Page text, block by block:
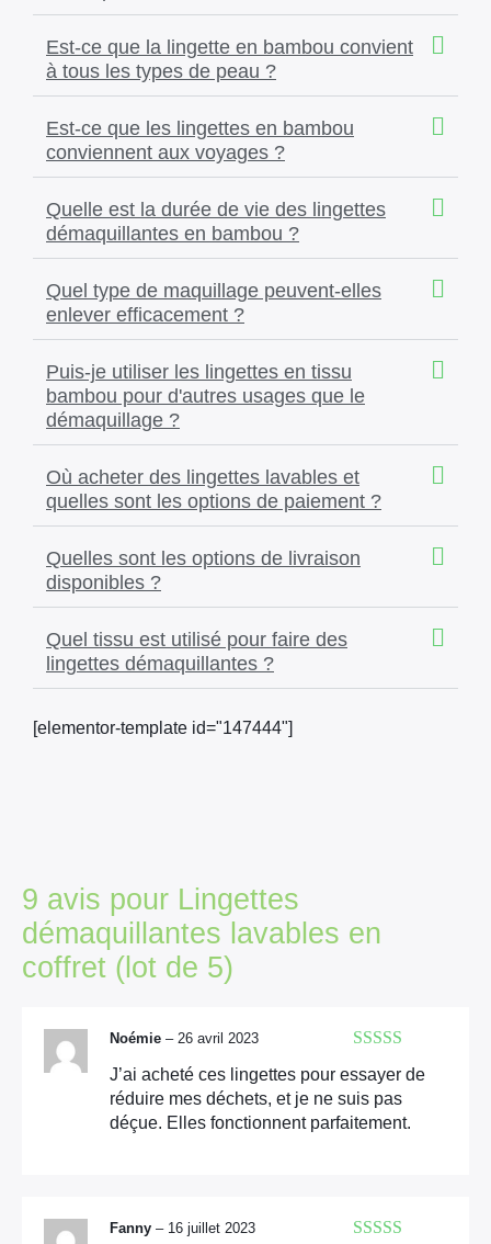
Est-ce que la lingette en bambou convient
à tous les types de peau ?
Est-ce que les lingettes en bambou
conviennent aux voyages ?
Quelle est la durée de vie des lingettes
démaquillantes en bambou ?
Quel type de maquillage peuvent-elles
enlever efficacement ?
Puis-je utiliser les lingettes en tissu
bambou pour d'autres usages que le
démaquillage ?
Où acheter des lingettes lavables et
quelles sont les options de paiement ?
Quelles sont les options de livraison
disponibles ?
Quel tissu est utilisé pour faire des
lingettes démaquillantes ?
[elementor-template id="147444"]
9 avis pour Lingettes
démaquillantes lavables en
coffret (lot de 5)
sur 5
Noémie – 26 avril 2023
J’ai acheté ces lingettes pour essayer de
réduire mes déchets, et je ne suis pas
déçue. Elles fonctionnent parfaitement.
Fanny – 16 juillet 2023